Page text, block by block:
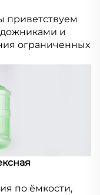
приветствуем
и
ограниченных
по ёмкости,